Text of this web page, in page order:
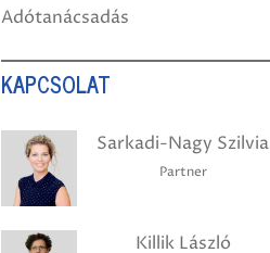
Adótanácsadás
KAPCSOLAT
Sarkadi-Nagy Szilvia
Partner
Killik László